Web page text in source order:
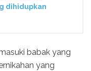
dihidupkan
babak yang
yang